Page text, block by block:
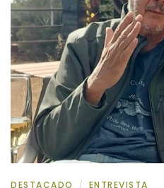
DESTACADO / ENTREVISTA